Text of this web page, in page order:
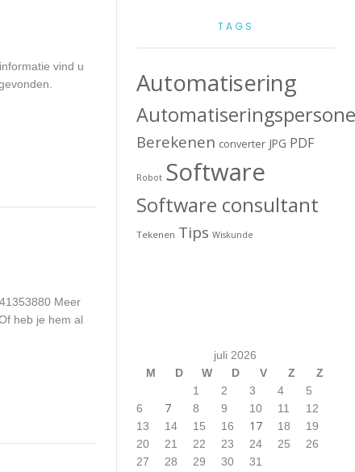
vind u
Meer
heb je hem al
TAGS
Automatisering
Berekenen converter JPG PDF
Robot Software
Software consultant
Tekenen Tips Wiskunde
juli 2026
M
D W D V Z
Z
1
2 3 4
5
6
7 8 9 10 11
12
13
14 15 16 17 18
19
20
21 22 23 24 25
26
27
28 29 30 31